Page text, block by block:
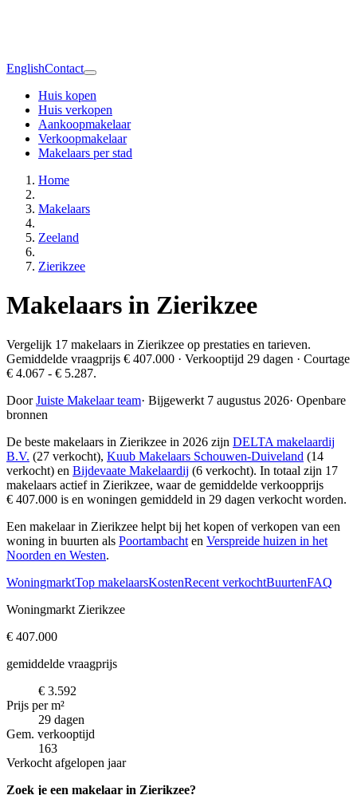
EnglishContact
Huis kopen
Huis verkopen
Aankoopmakelaar
Verkoopmakelaar
Makelaars per stad
Home
Makelaars
Zeeland
Zierikzee
Makelaars in Zierikzee
Vergelijk 17 makelaars in Zierikzee op prestaties en tarieven.
Gemiddelde vraagprijs € 407.000 · Verkooptijd 29 dagen · Courtage
€ 4.067 - € 5.287.
DoorJuiste Makelaar team· Bijgewerkt 7 augustus 2026· Openbare
bronnen
De beste makelaars in Zierikzee in 2026 zijn DELTA makelaardij
B.V. (27 verkocht), Kuub Makelaars Schouwen-Duiveland (14
verkocht) en Bijdevaate Makelaardij (6 verkocht). In totaal zijn 17
makelaars actief in Zierikzee, waar de gemiddelde verkoopprijs
€ 407.000 is en woningen gemiddeld in 29 dagen verkocht worden.
Een makelaar in Zierikzee helpt bij het kopen of verkopen van een
woning in buurten als Poortambacht en Verspreide huizen in het
Noorden en Westen.
WoningmarktTop makelaarsKostenRecent verkochtBuurtenFAQ
Woningmarkt Zierikzee
€ 407.000
gemiddelde vraagprijs
€ 3.592
Prijs per m²
29 dagen
Gem. verkooptijd
163
Verkocht afgelopen jaar
Zoek je een makelaar in Zierikzee?